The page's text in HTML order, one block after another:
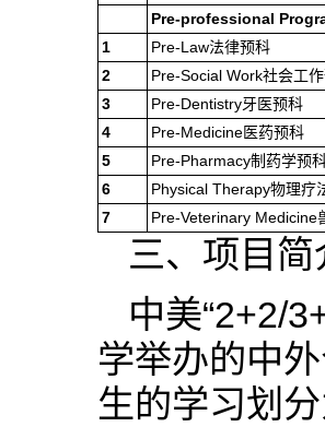
Pre-professional
1
Pre-Law法律预科
2
Pre-Social Work社会工
3
Pre-Dentistry牙医预科
4
Pre-Medicine医药预科
5
Pre-Pharmacy制药学预
6
Physical Therapy物理疗
7
Pre-Veterinary Medicine
三、项目简
中美“2+2/
学举办的中
生的学习划